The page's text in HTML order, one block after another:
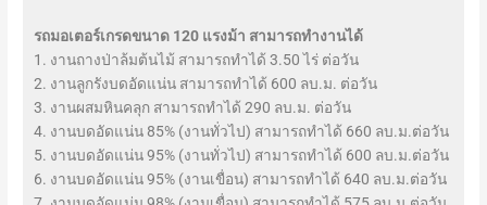
รถมอเตอร์เกรดขนาด 120 แรงม้า สามารถทำงานได้
1. งานถางป่าล้มต้นไม้ สามารถทำได้ 3.50 ไร่ ต่อวัน
2. งานลูกรังบดอัดแน่น สามารถทำได้ 600 ลบ.ม. ต่อวัน
3. งานผสมหินคลุก สามารถทำได้ 290 ลบ.ม. ต่อวัน
4. งานบดอัดแน่น 85% (งานทั่วไป) สามารถทำได้ 660 ลบ.ม.ต่อวัน
5. งานบดอัดแน่น 95% (งานทั่วไป) สามารถทำได้ 600 ลบ.ม.ต่อวัน
6. งานบดอัดแน่น 95% (งานเขื่อน) สามารถทำได้ 640 ลบ.ม.ต่อวัน